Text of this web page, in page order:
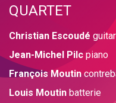
QUARTET
Christian Escoudé
Jean-Michel Pilc piano
François Moutin
Louis Moutin batterie